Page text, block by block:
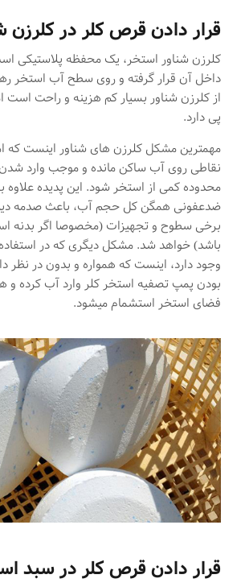
قرار دادن قرص کلر در کلرزن
کلرزن شناور استخر، یک محفظه پلاستیکی
داخل آن قرار گرفته و روی سطح آب استخر
از کلرزن شناور بسیار کم هزینه و راحت است
پی دارد.
مهمترین مشکل کلرزن های شناور اینست که
نقاطی روی آب ساکن مانده و موجب وارد
محدوده کمی از استخر شود. این پدیده علاوه
ضدعفونی همگن کل حجم آب، باعث صدمه
برخی سطوح و تجهیزات (مخصوصا اگر بدنه
باشد) خواهد شد. مشکل دیگری که در استفاده
وجود دارد، اینست که همواره و بدون در نظر
بودن پمپ تصفیه استخر کلر وارد آب کرده و
فضای استخر استشمام میشود.
قرار دادن قرص کلر در سبد